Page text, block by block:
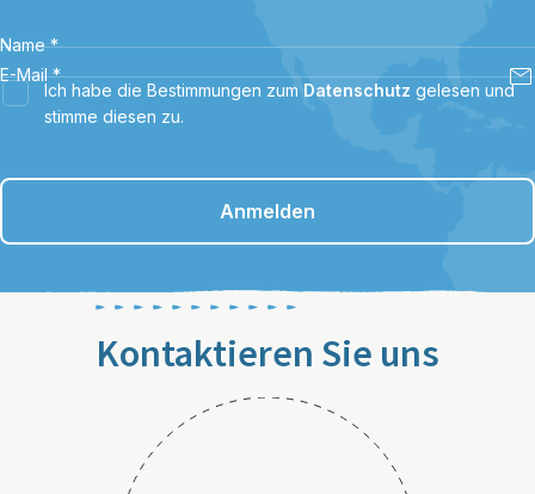
Name *
E-Mail *
Ich habe die Bestimmungen zum Datenschutz gelesen und
stimme diesen zu.
Anmelden
Kontaktieren Sie uns